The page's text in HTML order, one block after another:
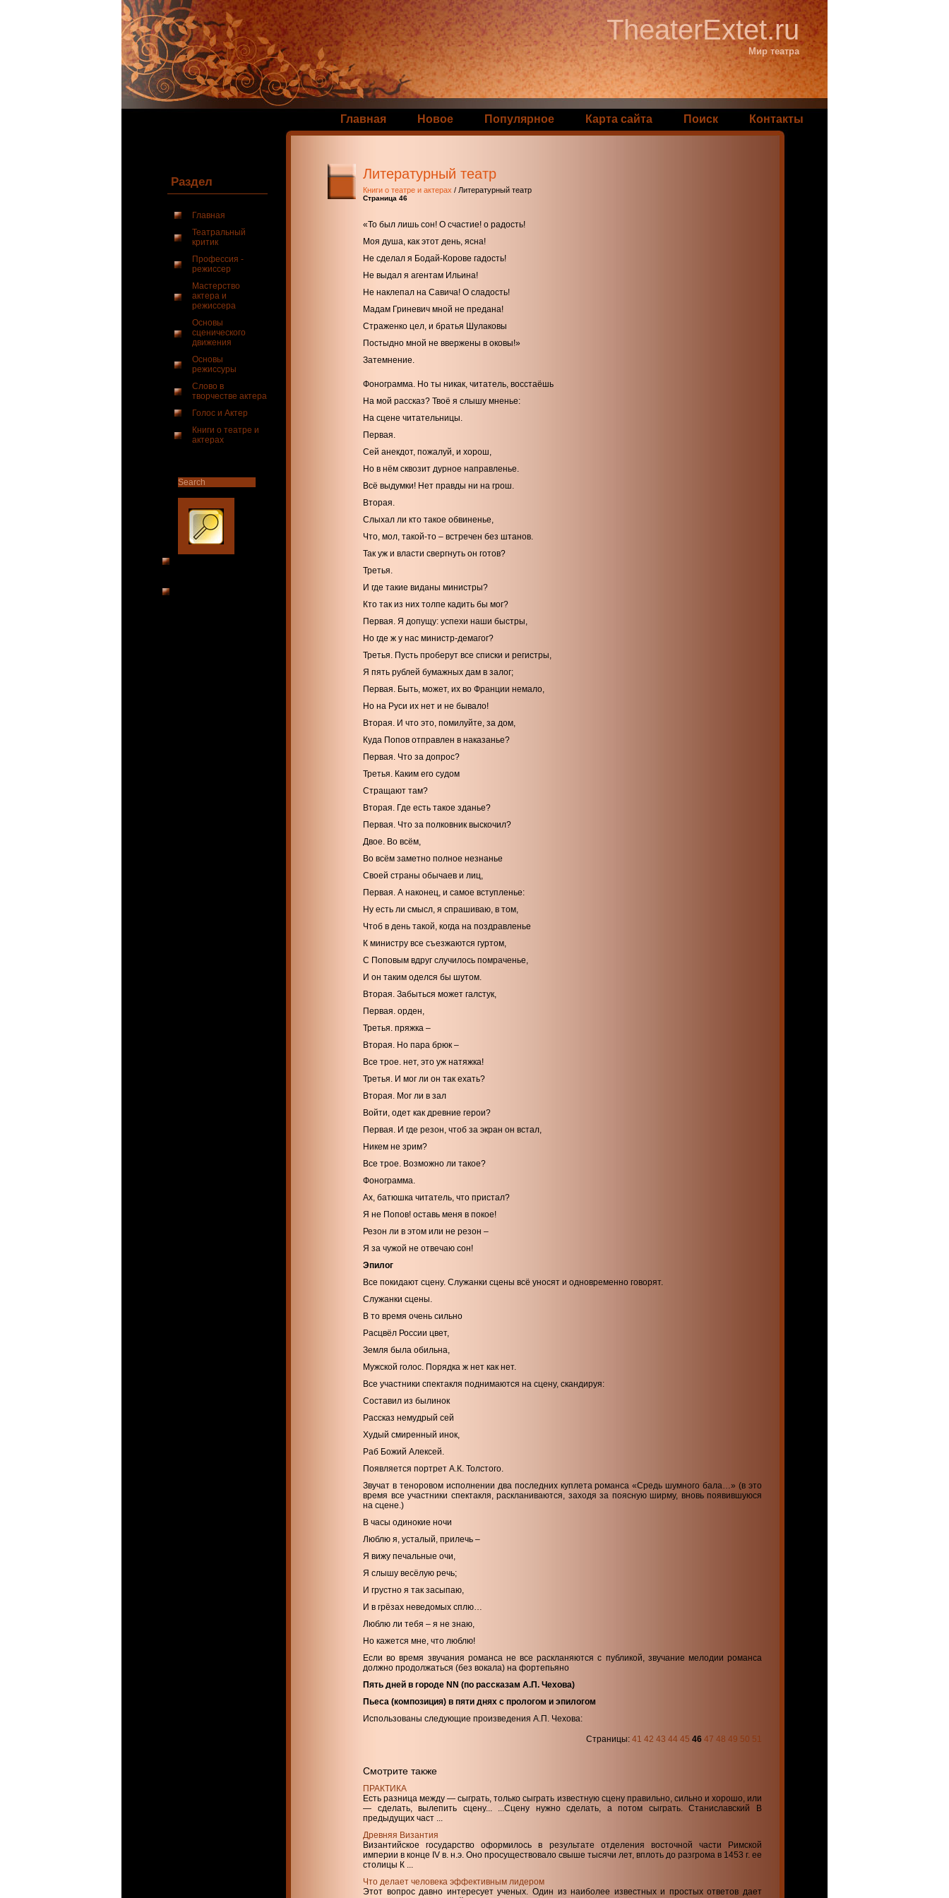
TheaterExtet.ru
Мир театра
Главная Новое Популярное Карта сайта Поиск Контакты
Раздел
Главная
Театральный
критик
Профессия -
режиссер
Мастерство
актера и
режиссера
Основы
сценического
движения
Основы
режиссуры
Слово в
творчестве актера
Голос и Актер
Книги о театре и
актерах
Литературный театр
Книги о театре и актерах / Литературный театр
Страница 46
«То был лишь сон! О счастие! о радость!
Моя душа, как этот день, ясна!
Не сделал я Бодай-Корове гадость!
Не выдал я агентам Ильина!
Не наклепал на Савича! О сладость!
Мадам Гриневич мной не предана!
Страженко цел, и братья Шулаковы
Постыдно мной не ввержены в оковы!»
Затемнение.
Фонограмма. Но ты никак, читатель, восстаёшь
На мой рассказ? Твоё я слышу мненье:
На сцене читательницы.
Первая.
Сей анекдот, пожалуй, и хорош,
Но в нём сквозит дурное направленье.
Всё выдумки! Нет правды ни на грош.
Вторая.
Слыхал ли кто такое обвиненье,
Что, мол, такой-то – встречен без штанов.
Так уж и власти свергнуть он готов?
Третья.
И где такие виданы министры?
Кто так из них толпе кадить бы мог?
Первая. Я допущу: успехи наши быстры,
Но где ж у нас министр-демагог?
Третья. Пусть проберут все списки и регистры,
Я пять рублей бумажных дам в залог;
Первая. Быть, может, их во Франции немало,
Но на Руси их нет и не бывало!
Вторая. И что это, помилуйте, за дом,
Куда Попов отправлен в наказанье?
Первая. Что за допрос?
Третья. Каким его судом
Стращают там?
Вторая. Где есть такое зданье?
Первая. Что за полковник выскочил?
Двое. Во всём,
Во всём заметно полное незнанье
Своей страны обычаев и лиц,
Первая. А наконец, и самое вступленье:
Ну есть ли смысл, я спрашиваю, в том,
Чтоб в день такой, когда на поздравленье
К министру все съезжаются гуртом,
С Поповым вдруг случилось помраченье,
И он таким оделся бы шутом.
Вторая. Забыться может галстук,
Первая. орден,
Третья. пряжка –
Вторая. Но пара брюк –
Все трое. нет, это уж натяжка!
Третья. И мог ли он так ехать?
Вторая. Мог ли в зал
Войти, одет как древние герои?
Первая. И где резон, чтоб за экран он встал,
Никем не зрим?
Все трое. Возможно ли такое?
Фонограмма.
Ах, батюшка читатель, что пристал?
Я не Попов! оставь меня в покое!
Резон ли в этом или не резон –
Я за чужой не отвечаю сон!
Эпилог
Все покидают сцену. Служанки сцены всё уносят и одновременно говорят.
Служанки сцены.
В то время очень сильно
Расцвёл России цвет,
Земля была обильна,
Мужской голос. Порядка ж нет как нет.
Все участники спектакля поднимаются на сцену, скандируя:
Составил из былинок
Рассказ немудрый сей
Худый смиренный инок,
Раб Божий Алексей.
Появляется портрет А.К. Толстого.
Звучат в теноровом исполнении два последних куплета романса «Средь шумного бала…» (в это
время все участники спектакля, раскланиваются, заходя за поясную ширму, вновь появившуюся
на сцене.)
В часы одинокие ночи
Люблю я, усталый, прилечь –
Я вижу печальные очи,
Я слышу весёлую речь;
И грустно я так засыпаю,
И в грёзах неведомых сплю…
Люблю ли тебя – я не знаю,
Но кажется мне, что люблю!
Если во время звучания романса не все раскланяются с публикой, звучание мелодии романса
должно продолжаться (без вокала) на фортепьяно
Пять дней в городе NN (по рассказам А.П. Чехова)
Пьеса (композиция) в пяти днях с прологом и эпилогом
Использованы следующие произведения А.П. Чехова:
Страницы: 41 42 43 44 45 46 47 48 49 50 51
Смотрите также
ПРАКТИКА
Есть разница между — сыграть, только сыграть известную сцену правильно, сильно и хорошо, или
— сделать, вылепить сцену... ...Сцену нужно сделать, а потом сыграть. Станиславский В
предыдущих част ...
Древняя Византия
Византийское государство оформилось в результате отделения восточной части Римской
империи в конце IV в. н.э. Оно просуществовало свыше тысячи лет, вплоть до разгрома в 1453 г. ее
столицы К ...
Что делает человека эффективным лидером
Этот вопрос давно интересует ученых. Один из наиболее известных и простых ответов дает